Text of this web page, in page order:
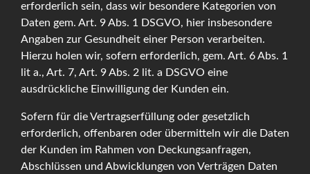
erforderlich sein, dass wir besondere Kategorien von
Daten gem. Art. 9 Abs. 1 DSGVO, hier insbesondere
Angaben zur Gesundheit einer Person verarbeiten.
Hierzu holen wir, sofern erforderlich, gem. Art. 6 Abs. 1
lit a., Art. 7, Art. 9 Abs. 2 lit. a DSGVO eine
ausdrückliche Einwilligung der Kunden ein.
Sofern für die Vertragserfüllung oder gesetzlich
erforderlich, offenbaren oder übermitteln wir die Daten
der Kunden im Rahmen von Deckungsanfragen,
Abschlüssen und Abwicklungen von Verträgen Daten